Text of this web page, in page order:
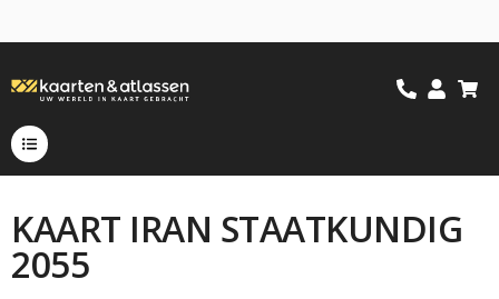
KAART IRAN STAATKUNDIG
2055